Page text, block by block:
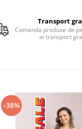
Transport
Comanda produse de
ai transport
-38%